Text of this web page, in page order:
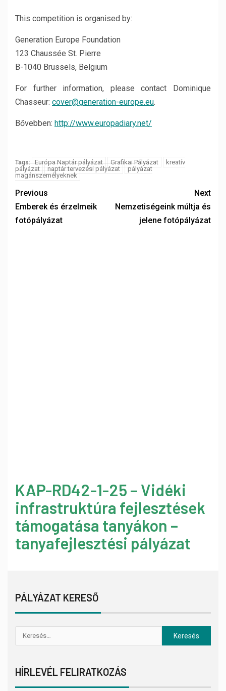
This competition is organised by:
Generation Europe Foundation
123 Chaussée St. Pierre
B-1040 Brussels, Belgium
For further information, please contact Dominique
Chasseur: cover@generation-europe.eu.
Bővebben: http://www.europadiary.net/
Tags: Európa Naptár pályázat Grafikai Pályázat
kreatív
pályázat
naptár tervezési pályázat
pályázat
magánszemélyeknek
Previous
Emberek és érzelmeik
fotópályázat
Next
Nemzetiségeink múltja és
jelene fotópályázat
KAP-RD42-1-25 – Vidéki
infrastruktúra fejlesztések
támogatása tanyákon –
tanyafejlesztési pályázat
PÁLYÁZAT KERESŐ
HÍRLEVÉL FELIRATKOZÁS